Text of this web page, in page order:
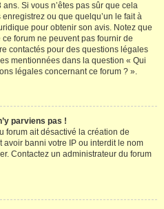
Si vous n’êtes pas sûr que cela
ou que quelqu’un le fait à
pour obtenir son avis. Notez que
forum ne peuvent pas fournir de
contactés pour des questions légales
mentionnées dans la question « Qui
légales concernant ce forum ? ».
parviens pas !
forum ait désactivé la création de
banni votre IP ou interdit le nom
Contactez un administrateur du forum